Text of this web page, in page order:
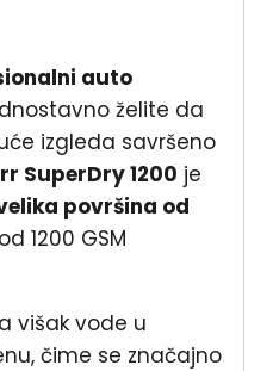
auto
želite da
izgleda savršeno
SuperDry 1200 je
površina od
1200 GSM
višak vode u
čime se značajno